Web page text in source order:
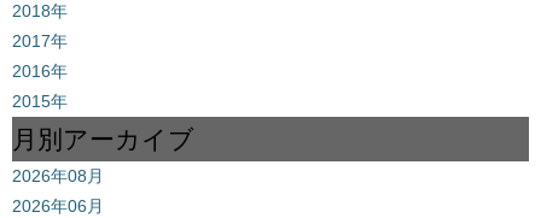
2018年
2017年
2016年
2015年
月別アーカイブ
2026年08月
2026年06月